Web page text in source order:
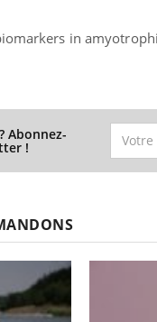
in
Abonnez-
!